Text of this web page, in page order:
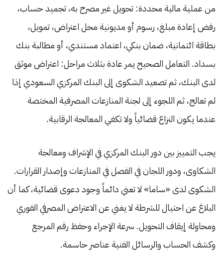
من عملية مالية محددة: تحويل غير مصرح به، تجميد حساب،
رفض إعادة مبلغ، رسوم أو مديونية محل اعتراض، تمويل،
بطاقة ائتمانية، ضمان بنكي، اعتماد مستندي، أو مطالبة بنك
بسداد. التعامل الصحيح يمر عادة بثلاث مراحل: اعتراض موثق
لدى البنك، ثم تصعيد الشكوى إلى البنك المركزي السعودي إذا
لم تعالج، ثم اللجوء إلى لجنة المنازعات المصرفية المختصة
عندما يكون النزاع قضائياً ولا تكفي المعالجة الرقابية.
يجب التمييز بين دور البنك المركزي في الإشراف ومعالجة
الشكاوى، ودور اللجان في الفصل في المنازعات وإصدار القرارات.
الشكوى لدى «ساما» لا تعني دائماً وجود دعوى قضائية، كما أن
البلاغ عن احتيال للشرطة لا يغني عن الاعتراض المصرفي الفوري
ومحاولة إيقاف التحويل. سرعة الإجراء وحفظ رقم المرجع
وكشف الحساب والرسائل الفنية عناصر حاسمة.